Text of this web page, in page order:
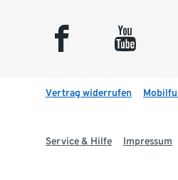
facebook youtube
Vertrag widerrufen
Service & Hilfe Impressum